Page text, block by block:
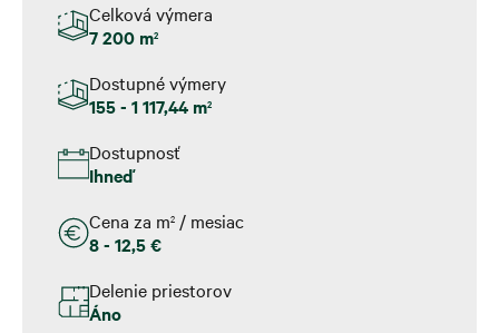
Celková výmera
7 200 m2
Dostupné výmery
155 - 1 117,44 m2
Dostupnosť
Ihneď
Cena za m2 / mesiac
8 - 12,5 €
Delenie priestorov
Áno